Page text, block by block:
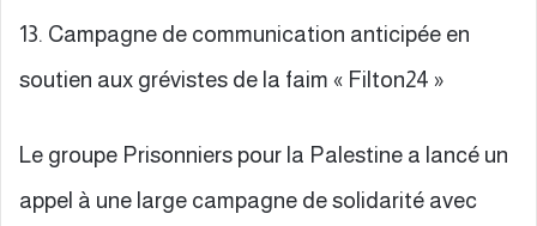
13. Campagne de communication anticipée en
soutien aux grévistes de la faim « Filton24 »
Le groupe Prisonniers pour la Palestine a lancé un
appel à une large campagne de solidarité avec